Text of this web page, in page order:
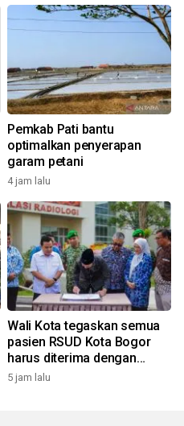
Pemkab Pati bantu
optimalkan penyerapan
garam petani
4 jam lalu
Wali Kota tegaskan semua
pasien RSUD Kota Bogor
harus diterima dengan
profesional
5 jam lalu